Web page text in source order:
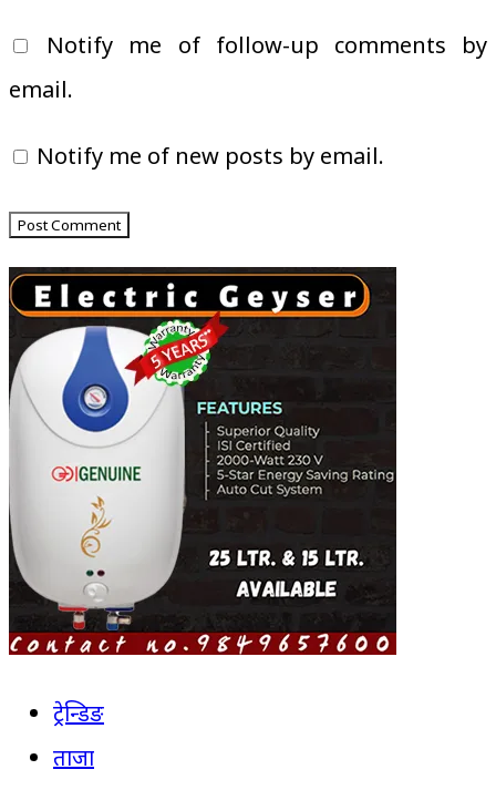
Notify me of follow-up comments by
email.
Notify me of new posts by email.
ट्रेन्डिङ
ताजा